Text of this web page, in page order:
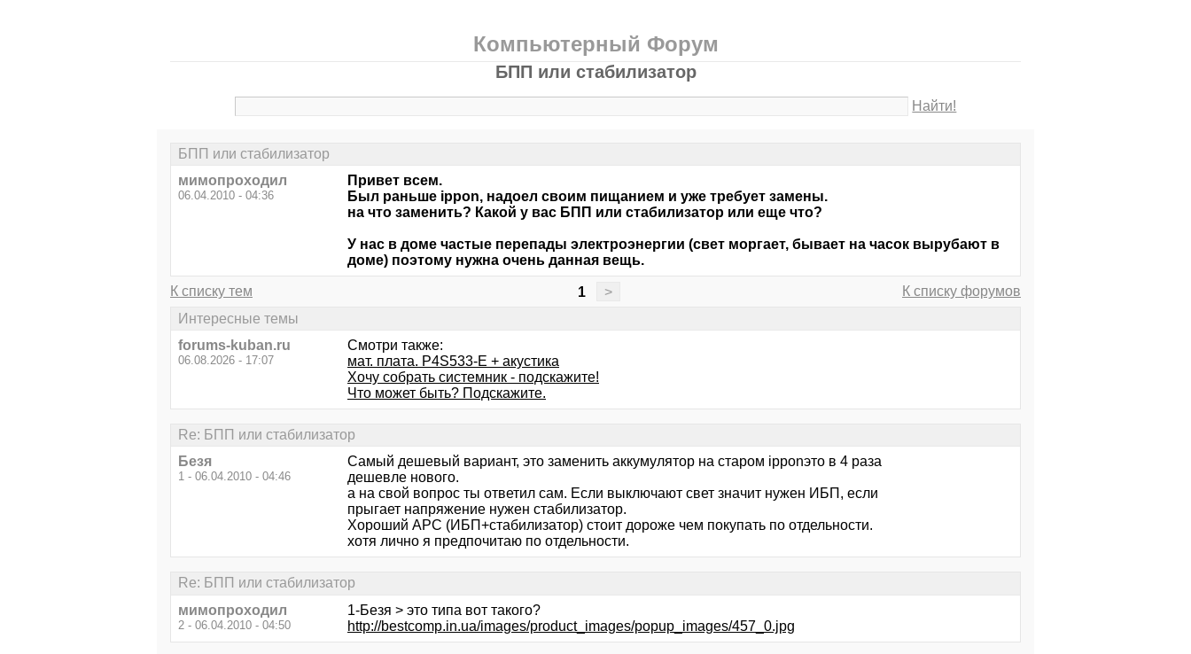
Компьютерный Форум
БПП или стабилизатор
Найти!
БПП или стабилизатор
мимопроходил
06.04.2010 - 04:36
Привет всем.
Был раньше ippon, надоел своим пищанием и уже требует замены.
на что заменить? Какой у вас БПП или стабилизатор или еще что?
У нас в доме частые перепады электроэнергии (свет моргает, бывает на часок вырубают в
доме) поэтому нужна очень данная вещь.
К списку тем 1 >
К списку форумов
Интересные темы
forums-kuban.ru
06.08.2026 - 17:07
Смотри также:
мат. плата. P4S533-E + акустика
Хочу собрать системник - подскажите!
Что может быть? Подскажите.
Re: БПП или стабилизатор
Безя
1 - 06.04.2010 - 04:46
Самый дешевый вариант, это заменить аккумулятор на старом ipponэто в 4 раза
дешевле нового.
а на свой вопрос ты ответил сам. Если выключают свет значит нужен ИБП, если
прыгает напряжение нужен стабилизатор.
Хороший APC (ИБП+стабилизатор) стоит дороже чем покупать по отдельности.
хотя лично я предпочитаю по отдельности.
Re: БПП или стабилизатор
мимопроходил
2 - 06.04.2010 - 04:50
1-Безя > это типа вот такого?
http://bestcomp.in.ua/images/product_images/popup_images/457_0.jpg